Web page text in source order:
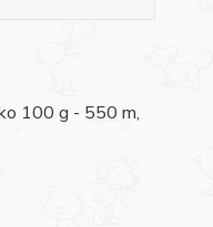
100 g - 550 m,